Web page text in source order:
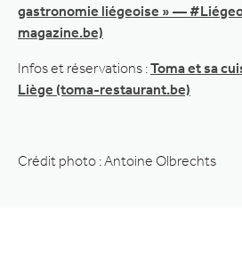
gastronomie liégeoise » —
magazine.be)
Infos et réservations :Toma et sa
Liège (toma-restaurant.be)
Crédit photo : Antoine Olbrechts